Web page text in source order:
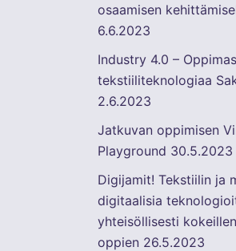
osaamisen
6.6.2023
Industry 4.0 –
tekstiiliteknologiaa
2.6.2023
Jatkuvan oppimisen
Playground 30.5.2023
Digijamit! Tekstiilin ja
digitaalisia
yhteisöllisesti
oppien 26.5.2023